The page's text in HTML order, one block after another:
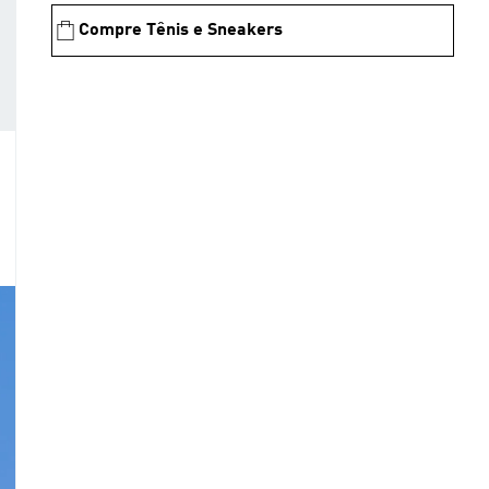
Compre Tênis e Sneakers